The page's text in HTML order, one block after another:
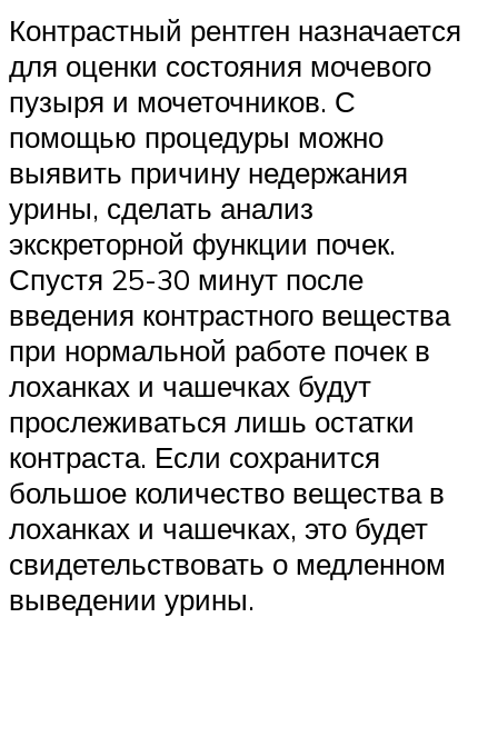
Контрастный рентген назначается
для оценки состояния мочевого
пузыря и мочеточников. С
помощью процедуры можно
выявить причину недержания
урины, сделать анализ
экскреторной функции почек.
Спустя 25-30 минут после
введения контрастного вещества
при нормальной работе почек в
лоханках и чашечках будут
прослеживаться лишь остатки
контраста. Если сохранится
большое количество вещества в
лоханках и чашечках, это будет
свидетельствовать о медленном
выведении урины.